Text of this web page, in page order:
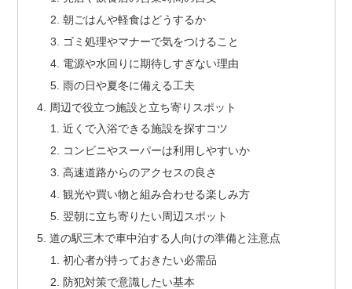
朝ごはんや軽食はどうするか
ゴミ処理やマナーで気をつけること
電源や水回りに期待しすぎない理由
雨の日や夏冬に備える工夫
周辺で役立つ施設と立ち寄りスポット
近くで入浴できる施設を探すコツ
コンビニやスーパーは利用しやすいか
高速道路からのアクセスの良さ
観光や買い物と組み合わせる楽しみ方
翌朝に立ち寄りたい周辺スポット
道の駅三木で車中泊する人向けの準備と注意点
初心者が持っておきたい必需品
防犯対策で意識したい基本